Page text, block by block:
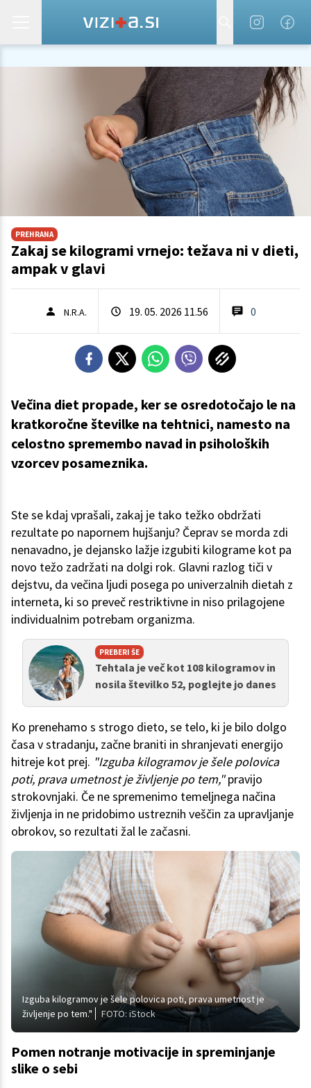
PREHRANA
Zakaj se kilogrami vrnejo: težava ni v dieti,
ampak v glavi
N.R.A. 19. 05. 2026 11.56 0
Večina diet propade, ker se osredotočajo le na
kratkoročne številke na tehtnici, namesto na
celostno spremembo navad in psiholoških
vzorcev posameznika.
Ste se kdaj vprašali, zakaj je tako težko obdržati
rezultate po napornem hujšanju? Čeprav se morda zdi
nenavadno, je dejansko lažje izgubiti kilograme kot pa
novo težo zadržati na dolgi rok. Glavni razlog tiči v
dejstvu, da večina ljudi posega po univerzalnih dietah z
interneta, ki so preveč restriktivne in niso prilagojene
individualnim potrebam organizma.
PREBERI ŠE
Tehtala je več kot 108 kilogramov in
nosila številko 52, poglejte jo danes
Ko prenehamo s strogo dieto, se telo, ki je bilo dolgo
časa v stradanju, začne braniti in shranjevati energijo
hitreje kot prej. "Izguba kilogramov je šele polovica
poti, prava umetnost je življenje po tem,"pravijo
strokovnjaki. Če ne spremenimo temeljnega načina
življenja in ne pridobimo ustreznih veščin za upravljanje
obrokov, so rezultati žal le začasni.
Izguba kilogramov je šele polovica poti, prava umetnost je
življenje po tem."
FOTO: iStock
Pomen notranje motivacije in spreminjanje
slike o sebi